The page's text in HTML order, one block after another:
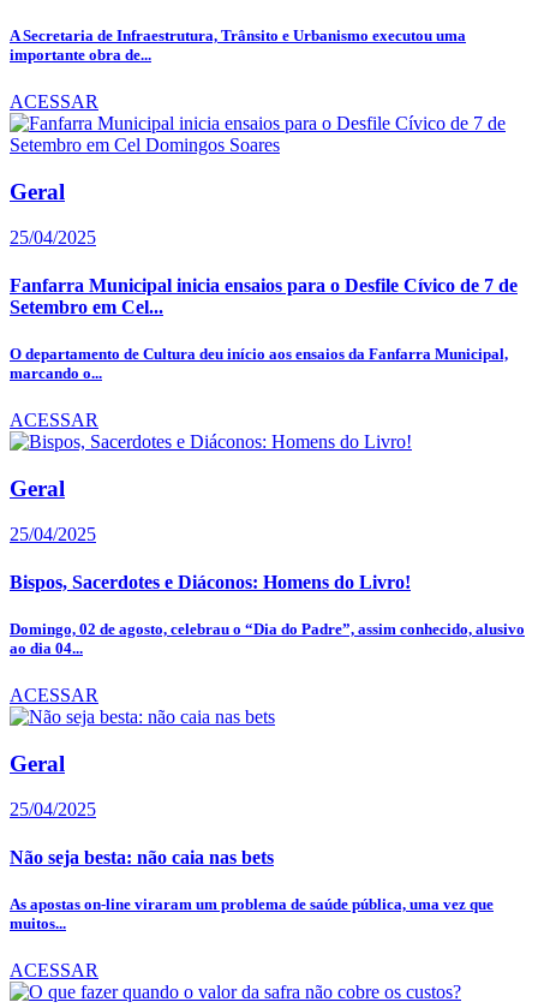
A Secretaria de Infraestrutura, Trânsito e Urbanismo executou uma
importante obra de...
ACESSAR
Geral
25/04/2025
Fanfarra Municipal inicia ensaios para o Desfile Cívico de 7 de
Setembro em Cel...
O departamento de Cultura deu início aos ensaios da Fanfarra Municipal,
marcando o...
ACESSAR
Geral
25/04/2025
Bispos, Sacerdotes e Diáconos: Homens do Livro!
Domingo, 02 de agosto, celebrau o “Dia do Padre”, assim conhecido, alusivo
ao dia 04...
ACESSAR
Geral
25/04/2025
Não seja besta: não caia nas bets
As apostas on-line viraram um problema de saúde pública, uma vez que
muitos...
ACESSAR